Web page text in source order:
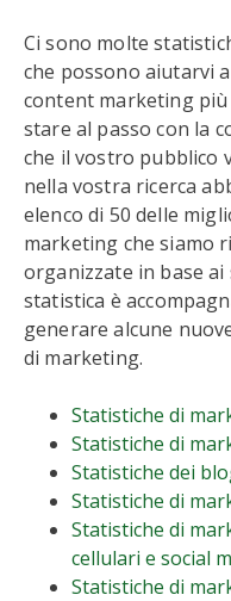
Ci sono molte
che possono aiutarvi
content marketing
stare al passo con la
che il vostro pubblico
nella vostra ricerca
elenco di 50 delle
marketing che siamo
organizzate in base
statistica è
generare alcune
di marketing.
Statistiche di
Statistiche di
Statistiche dei
Statistiche di
Statistiche di
cellulari e social
Statistiche di